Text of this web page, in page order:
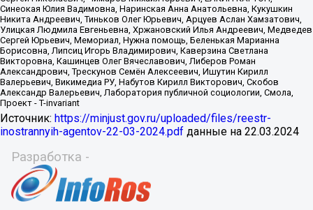
Источник: https://minjust.gov.ru/uploaded/files/reestr-
inostrannyih-agentov-22-03-2024.pdf данные на 22.03.2024
Разработка -